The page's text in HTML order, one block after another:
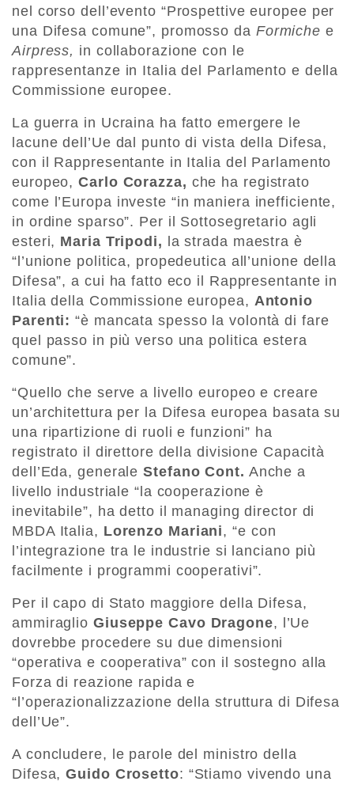
nel corso dell’evento “Prospettive europee per
una Difesa comune”, promosso da Formiche e
Airpress, in collaborazione con le
rappresentanze in Italia del Parlamento e della
Commissione europee.
La guerra in Ucraina ha fatto emergere le
lacune dell’Ue dal punto di vista della Difesa,
con il Rappresentante in Italia del Parlamento
europeo,Carlo Corazza, che ha registrato
come l’Europa investe “in maniera inefficiente,
in ordine sparso”. Per il Sottosegretario agli
esteri, Maria Tripodi, la strada maestra è
“l’unione politica, propedeutica all’unione della
Difesa”, a cui ha fatto eco il Rappresentante in
Italia della Commissione europea, Antonio
Parenti: “è mancata spesso la volontà di fare
quel passo in più verso una politica estera
comune”.
“Quello che serve a livello europeo e creare
un’architettura per la Difesa europea basata su
una ripartizione di ruoli e funzioni” ha
registrato il direttore della divisione Capacità
dell’Eda, generaleStefano Cont. Anche a
livello industriale “la cooperazione è
inevitabile”, ha detto il managing director di
MBDA Italia, Lorenzo Mariani, “e con
l’integrazione tra le industrie si lanciano più
facilmente i programmi cooperativi”.
Per il capo di Stato maggiore della Difesa,
ammiraglio Giuseppe Cavo Dragone, l’Ue
dovrebbe procedere su due dimensioni
“operativa e cooperativa” con il sostegno alla
Forza di reazione rapida e
“l’operazionalizzazione della struttura di Difesa
dell’Ue”.
A concludere, le parole del ministro della
Difesa,Guido Crosetto: “Stiamo vivendo una